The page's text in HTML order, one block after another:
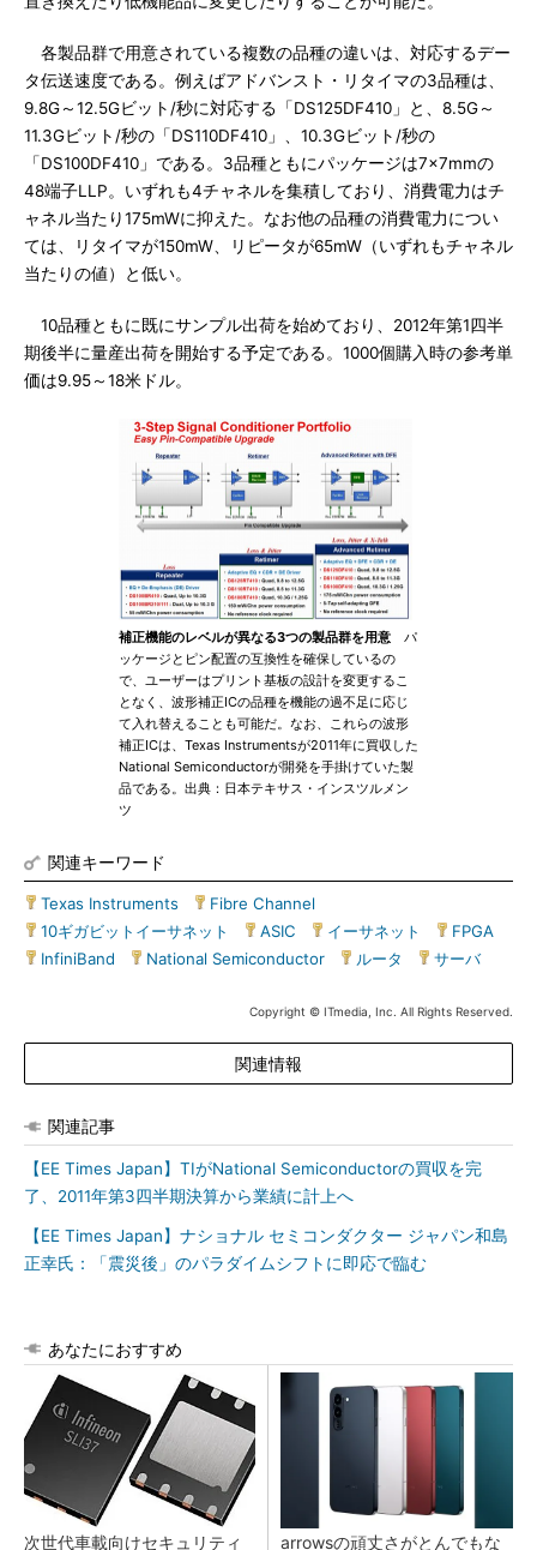
各製品群で用意されている複数の品種の違いは、対応するデー
タ伝送速度である。例えばアドバンスト・リタイマの3品種は、
9.8G～12.5Gビット/秒に対応する「DS125DF410」と、8.5G～
11.3Gビット/秒の「DS110DF410」、10.3Gビット/秒の
「DS100DF410」である。3品種ともにパッケージは7×7mmの
48端子LLP。いずれも4チャネルを集積しており、消費電力はチ
ャネル当たり175mWに抑えた。なお他の品種の消費電力につい
ては、リタイマが150mW、リピータが65mW（いずれもチャネル
当たりの値）と低い。
10品種ともに既にサンプル出荷を始めており、2012年第1四半
期後半に量産出荷を開始する予定である。1000個購入時の参考単
価は9.95～18米ドル。
補正機能のレベルが異なる3つの製品群を用意 パ
ッケージとピン配置の互換性を確保しているの
で、ユーザーはプリント基板の設計を変更するこ
となく、波形補正ICの品種を機能の過不足に応じ
て入れ替えることも可能だ。なお、これらの波形
補正ICは、Texas Instrumentsが2011年に買収した
National Semiconductorが開発を手掛けていた製
品である。出典：日本テキサス・インスツルメン
ツ
関連キーワード
Texas Instruments Fibre Channel
10ギガビットイーサネット
ASIC イーサネット FPGA
InfiniBand
National Semiconductor ルータ サーバ
Copyright © ITmedia, Inc. All Rights Reserved.
関連情報
関連記事
【EE Times Japan】TIがNational Semiconductorの買収を完
了、2011年第3四半期決算から業績に計上へ
【EE Times Japan】ナショナル セミコンダクター ジャパン和島
正幸氏：「震災後」のパラダイムシフトに即応で臨む
あなたにおすすめ
次世代車載向けセキュリティ arrowsの頑丈さがとんでもな